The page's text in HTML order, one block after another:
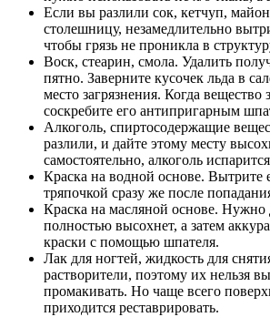
Если вы разлили сок, кетчуп,
столешницу, незамедлительно
чтобы грязь не проникла в
Воск, стеарин, смола. Удалить
пятно. Заверните кусочек льда в
место загрязнения. Когда вещество
соскребите его антипригарным
Алкоголь, спиртосодержащие
разлили, и дайте этому месту
самостоятельно, алкоголь
Краска на водной основе. Вытрите
тряпочкой сразу же после
Краска на масляной основе. Нужно
полностью высохнет, а затем
краски с помощью шпателя.
Лак для ногтей, жидкость для
растворители, поэтому их нельзя
промакивать. Но чаще всего
приходится реставрировать.